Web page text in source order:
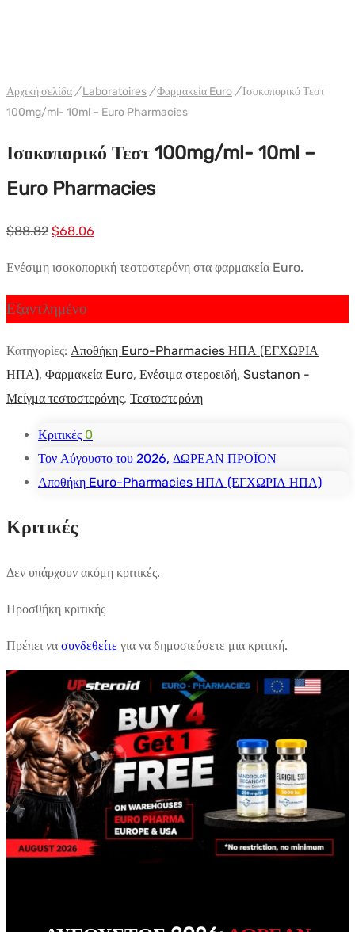
Αρχική σελίδα / Laboratoires /Φαρμακεία Euro /Ισοκοπορικό Τεστ
100mg/ml- 10ml – Euro Pharmacies
Ισοκοπορικό Τεστ 100mg/ml- 10ml –
Euro Pharmacies
$88.82 Αρχική
$88.82.
$68.06
τιμή
$68.06.
Ενέσιμη ισοκοπορική τεστοστερόνη στα φαρμακεία Euro.
Εξαντλημένο
Κατηγορίες: Αποθήκη Euro-Pharmacies ΗΠΑ (ΕΓΧΩΡΙΑ
ΗΠΑ), Φαρμακεία Euro, Ενέσιμα στεροειδή, Sustanon -
Μείγμα τεστοστερόνης, Τεστοστερόνη
Κριτικές 0
Τον Αύγουστο του 2026, ΔΩΡΕΑΝ ΠΡΟΪΟΝ
Αποθήκη Euro-Pharmacies ΗΠΑ (ΕΓΧΩΡΙΑ ΗΠΑ)
Κριτικές
Δεν υπάρχουν ακόμη κριτικές.
Προσθήκη κριτικής
Πρέπει να συνδεθείτε για να δημοσιεύσετε μια κριτική.